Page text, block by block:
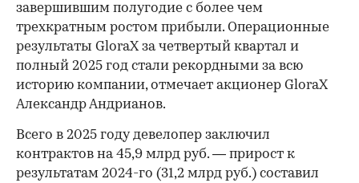
завершившим полугодие с более чем
трехкратным ростом прибыли. Операционные
результаты GloraX за четвертый квартал и
полный 2025 год стали рекордными за всю
историю компании, отмечает акционер GloraX
Александр Андрианов.
Всего в 2025 году девелопер заключил
контрактов на 45,9 млрд руб. — прирост к
результатам 2024-го (31,2 млрд руб.) составил